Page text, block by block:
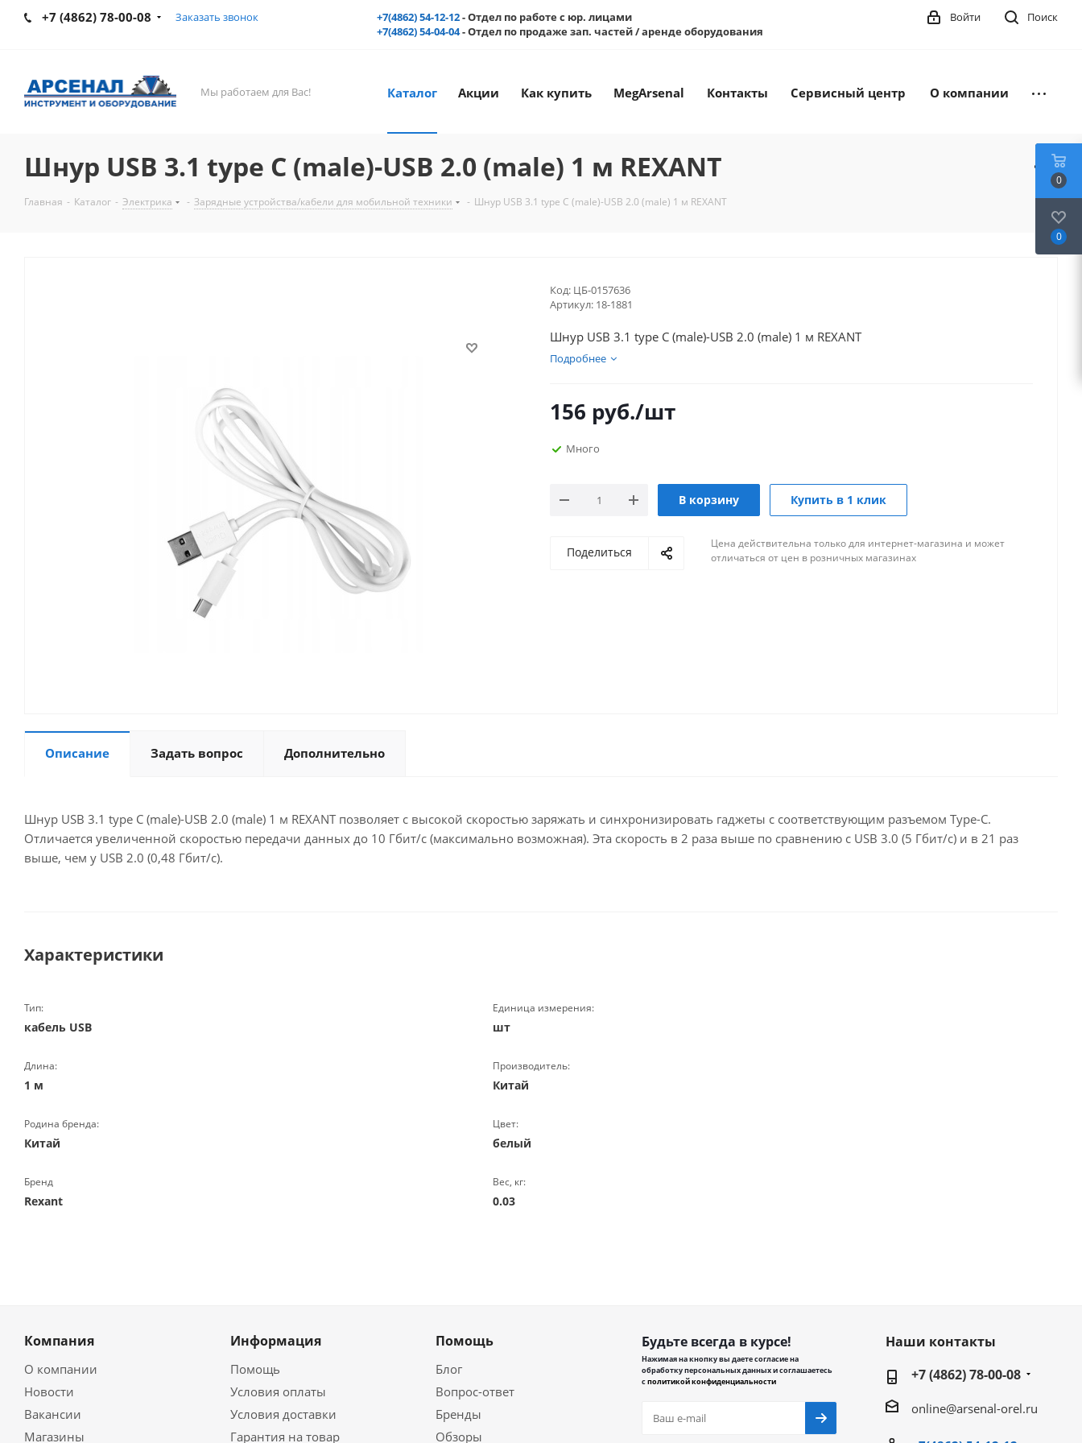
+7 (4862) 78-00-08 Заказать звонок +7(4862) 54-12-12- Отдел по работе с юр. лицами
+7(4862) 54-04-04- Отдел по продаже зап. частей / аренде оборудования
Поиск
Войти
Мы работаем для Вас! Каталог Акции Как купить MegArsenal Контакты Сервисный центр О компании
Шнур USB 3.1 type C (male)-USB 2.0 (male) 1 м REXANT
Главная - Каталог - Электрика - Зарядные устройства/кабели для мобильной техники - Шнур USB 3.1 type C (male)-USB 2.0 (male) 1 м REXANT
Код: ЦБ-0157636
Артикул: 18-1881
Шнур USB 3.1 type C (male)-USB 2.0 (male) 1 м REXANT
Подробнее
156 руб./шт
Много
В корзину Купить в 1 клик
Поделиться
Цена действительна только для интернет-магазина и может
отличаться от цен в розничных магазинах
Описание Задать вопрос Дополнительно
Шнур USB 3.1 type C (male)-USB 2.0 (male) 1 м REXANT позволяет с высокой скоростью заряжать и синхронизировать гаджеты с соответствующим разъемом Type-C.
Отличается увеличенной скоростью передачи данных до 10 Гбит/с (максимально возможная). Эта скорость в 2 раза выше по сравнению с USB 3.0 (5 Гбит/с) и в 21 раз
выше, чем у USB 2.0 (0,48 Гбит/с).
Характеристики
Тип:
кабель USB
Единица измерения:
шт
Длина:
1 м
Производитель:
Китай
Родина бренда:
Китай
Цвет:
белый
Бренд
Rexant
Вес, кг:
0.03
Компания
О компании
Новости
Вакансии
Магазины
Информация
Помощь
Условия оплаты
Условия доставки
Гарантия на товар
Помощь
Блог
Вопрос-ответ
Бренды
Обзоры
Будьте всегда в курсе!
Нажимая на кнопку вы даете согласие на
обработку персональных данных и соглашаетесь
сполитикой конфиденциальности
Наши контакты
+7 (4862) 78-00-08
online@arsenal-orel.ru
0
0